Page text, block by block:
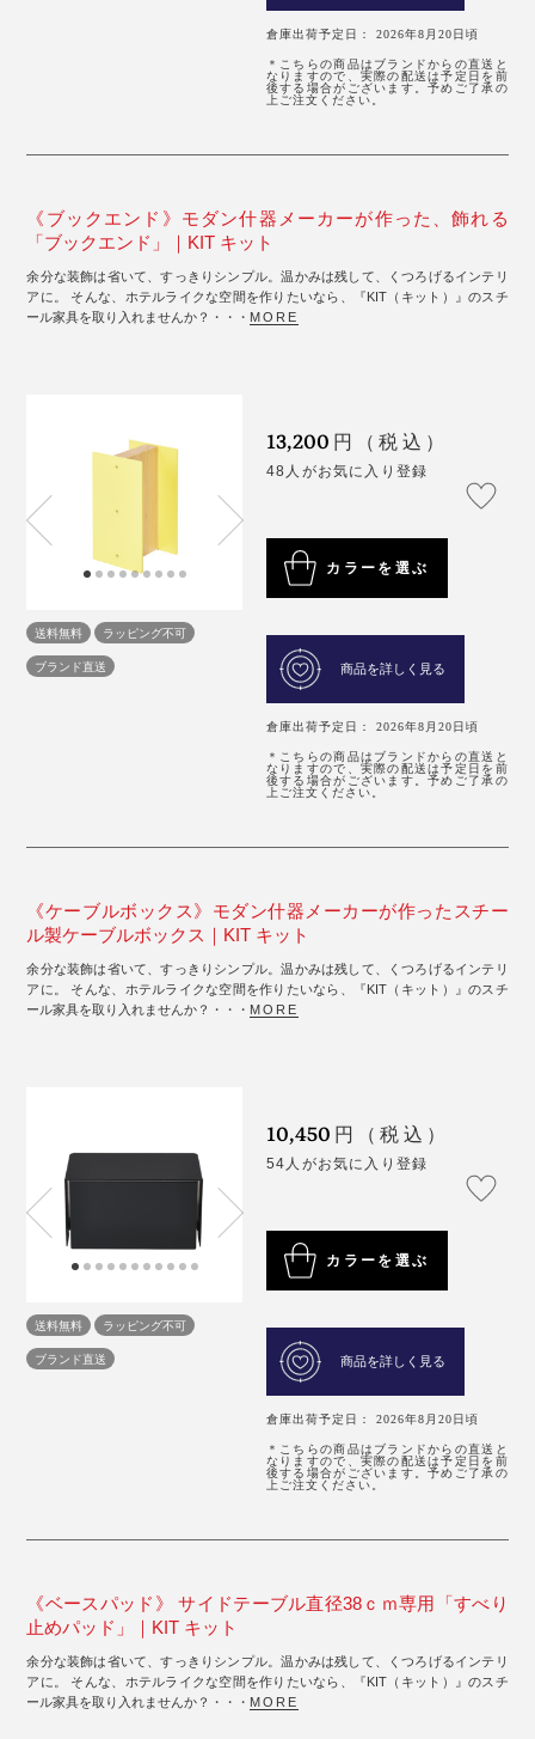
倉庫出荷予定日： 2026年8月20日頃
＊こちらの商品はブランドからの直送と
なりますので、実際の配送は予定日を前
後する場合がございます。予めご了承の
上ご注文ください。
《ブックエンド》モダン什器メーカーが作った、飾れる
「ブックエンド」｜KIT キット
余分な装飾は省いて、すっきりシンプル。温かみは残して、くつろげるインテリ
アに。 そんな、ホテルライクな空間を作りたいなら、『KIT（キット）』のスチ
ール家具を取り入れませんか？・・・ MORE
送料無料
ラッピング不可
ブランド直送
13,200 円（税込）
48人がお気に入り登録
カラーを選ぶ
商品を詳しく見る
倉庫出荷予定日： 2026年8月20日頃
＊こちらの商品はブランドからの直送と
なりますので、実際の配送は予定日を前
後する場合がございます。予めご了承の
上ご注文ください。
《ケーブルボックス》モダン什器メーカーが作ったスチー
ル製ケーブルボックス｜KIT キット
余分な装飾は省いて、すっきりシンプル。温かみは残して、くつろげるインテリ
アに。 そんな、ホテルライクな空間を作りたいなら、『KIT（キット）』のスチ
ール家具を取り入れませんか？・・・ MORE
送料無料
ラッピング不可
ブランド直送
10,450 円（税込）
54人がお気に入り登録
カラーを選ぶ
商品を詳しく見る
倉庫出荷予定日： 2026年8月20日頃
＊こちらの商品はブランドからの直送と
なりますので、実際の配送は予定日を前
後する場合がございます。予めご了承の
上ご注文ください。
《ベースパッド》 サイドテーブル直径38ｃｍ専用「すべり
止めパッド」｜KIT キット
余分な装飾は省いて、すっきりシンプル。温かみは残して、くつろげるインテリ
アに。 そんな、ホテルライクな空間を作りたいなら、『KIT（キット）』のスチ
ール家具を取り入れませんか？・・・ MORE